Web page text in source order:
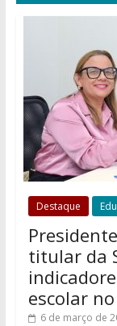
Destaque
titular da
escolar
6 de março de